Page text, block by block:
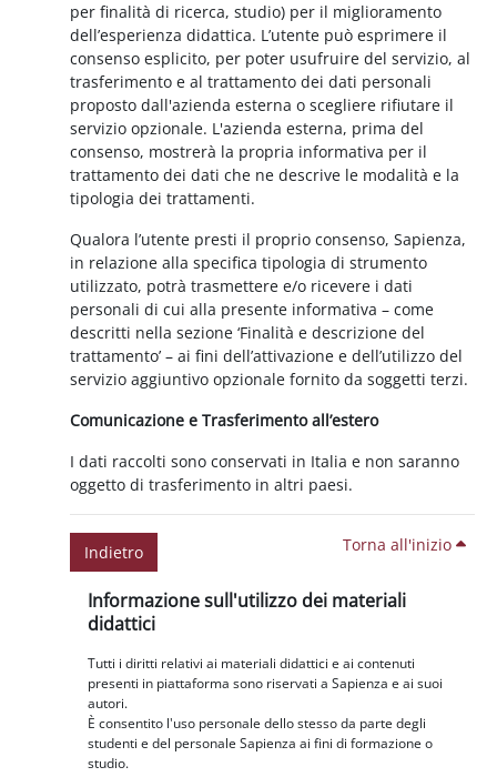
per finalità di ricerca, studio) per il miglioramento
dell’esperienza didattica. L’utente può esprimere il
consenso esplicito, per poter usufruire del servizio, al
trasferimento e al trattamento dei dati personali
proposto dall'azienda esterna o scegliere rifiutare il
servizio opzionale. L'azienda esterna, prima del
consenso, mostrerà la propria informativa per il
trattamento dei dati che ne descrive le modalità e la
tipologia dei trattamenti.
Qualora l’utente presti il proprio consenso, Sapienza,
in relazione alla specifica tipologia di strumento
utilizzato, potrà trasmettere e/o ricevere i dati
personali di cui alla presente informativa – come
descritti nella sezione ‘Finalità e descrizione del
trattamento’ – ai fini dell’attivazione e dell’utilizzo del
servizio aggiuntivo opzionale fornito da soggetti terzi.
Comunicazione e Trasferimento all’estero
I dati raccolti sono conservati in Italia e non saranno
oggetto di trasferimento in altri paesi.
Indietro Torna all'inizio
Blocchi
Informazione sull'utilizzo dei materiali
didattici
Tutti i diritti relativi ai materiali didattici e ai contenuti
presenti in piattaforma sono riservati a Sapienza e ai suoi
autori.
È consentito l'uso personale dello stesso da parte degli
studenti e del personale Sapienza ai fini di formazione o
studio.